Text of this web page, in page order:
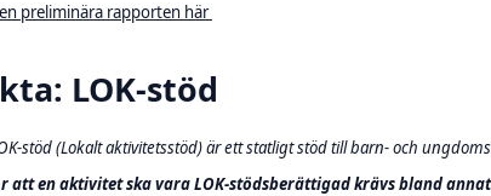
preliminära rapporten här
LOK-stöd
stöd (Lokalt aktivitetsstöd) är ett statligt stöd till barn- och
att en aktivitet ska vara LOK-stödsberättigad krävs bland